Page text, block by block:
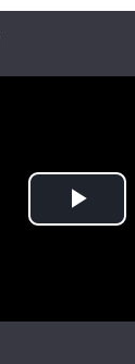
Наука
Play